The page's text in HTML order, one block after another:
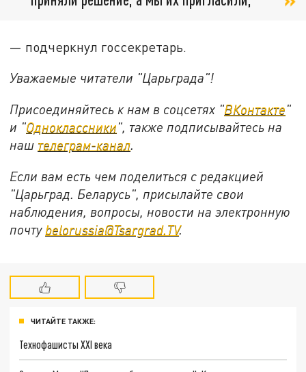
— подчеркнул госсекретарь.
Уважаемые читатели "Царьграда"!
Присоединяйтесь к нам в соцсетях "ВКонтакте"
и "Одноклассники", также подписывайтесь на
наш телеграм-канал.
Если вам есть чем поделиться с редакцией
"Царьград. Беларусь", присылайте свои
наблюдения, вопросы, новости на электронную
почту belorussia@Tsargrad.TV.
ЧИТАЙТЕ ТАКЖЕ:
Технофашисты XXI века